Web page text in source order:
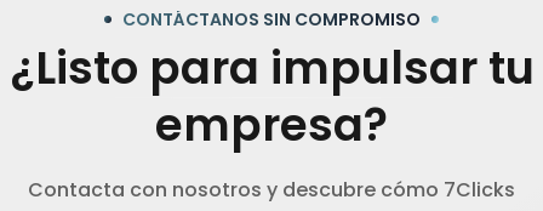
CONTÁCTANOS SIN COMPROMISO
¿Listo para impulsar tu
empresa?
Contacta con nosotros y descubre cómo 7Clicks